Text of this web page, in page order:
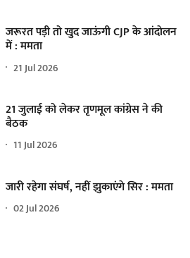
जरूरत पड़ी तो खुद जाऊंगी CJP के आंदोलन
में : ममता
21 Jul 2026
21 जुलाई को लेकर तृणमूल कांग्रेस ने की
बैठक
11 Jul 2026
जारी रहेगा संघर्ष, नहीं झुकाएंगे सिर : ममता
02 Jul 2026